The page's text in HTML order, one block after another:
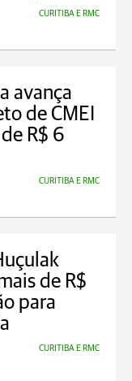
CURITIBA E RMC
avança
de CMEI
R$ 6
CURITIBA E RMC
de R$
para
CURITIBA E RMC